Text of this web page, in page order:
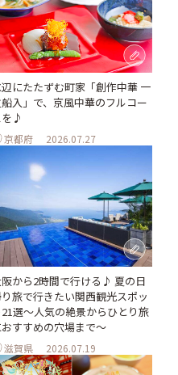
にたたずむ町家「創作中華 一
入」で、京風中華のフルコー
を♪
京都府 2026.07.27
から2時間で行ける♪ 夏の日
旅で行きたい関西観光スポッ
21選～人気の絶景からひとり旅
おすすめの穴場まで～
滋賀県 2026.07.19